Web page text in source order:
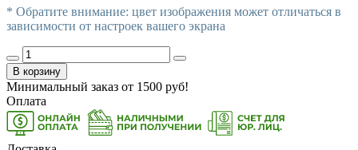
* Обратите внимание: цвет изображения может отличаться в
зависимости от настроек вашего экрана
В корзину
Минимальный заказ от 1500 руб!
Оплата